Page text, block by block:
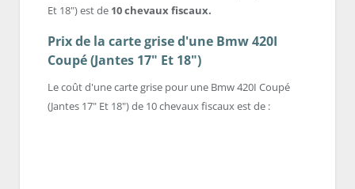
Et 18") est de 10 chevaux fiscaux.
Prix de la carte grise d'une Bmw 420I
Coupé (Jantes 17" Et 18")
Le coût d'une carte grise pour une Bmw 420I Coupé
(Jantes 17" Et 18") de 10 chevaux fiscaux est de :